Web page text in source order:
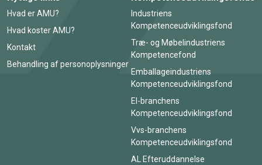
Hvad er AMU?
Hvad koster AMU?
Kontakt
Behandling af personoplysninger
Industriens
Kompetenceudviklingsfond
Træ- og Møbelindustriens
Kompetencefond
Emballageindustriens
Kompetenceudviklingsfond
El-branchens
Kompetenceudviklingsfond
Vvs-branchens
Kompetenceudviklingsfond
AL Efteruddannelse